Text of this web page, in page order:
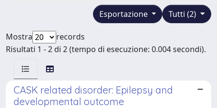
Tutti (2)
Esportazione
Mostra
records
Risultati 1 - 2 di 2 (tempo di esecuzione: 0.004 secondi).
CASK related disorder: Epilepsy and
developmental outcome